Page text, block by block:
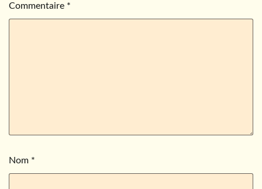
Commentaire *
Nom *